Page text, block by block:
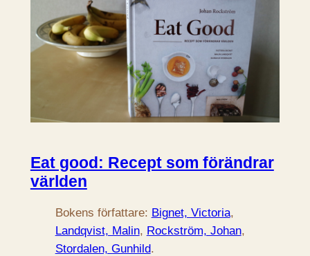
Eat good: Recept som förändrar
världen
Bokens författare: Bignet, Victoria
Landqvist, Malin, Rockström, Johan
Stordalen, Gunhild.